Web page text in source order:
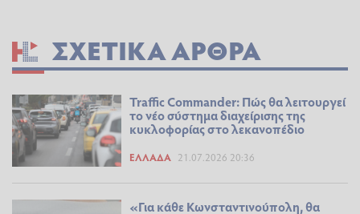
ΣΧΕΤΙΚΆ ΆΡΘΡΑ
Traffic Commander: Πώς θα λειτουργεί
το νέο σύστημα διαχείρισης της
κυκλοφορίας στο λεκανοπέδιο
ΕΛΛΆΔΑ 21.07.2026 20:36
«Για κάθε Κωνσταντινούπολη, θα